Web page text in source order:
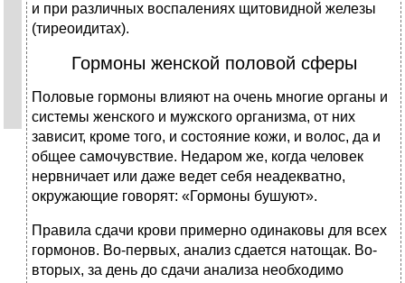
и при различных воспалениях щитовидной железы
(тиреоидитах).
Гормоны женской половой сферы
Половые гормоны влияют на очень многие органы и
системы женского и мужского организма, от них
зависит, кроме того, и состояние кожи, и волос, да и
общее самочувствие. Недаром же, когда человек
нервничает или даже ведет себя неадекватно,
окружающие говорят: «Гормоны бушуют».
Правила сдачи крови примерно одинаковы для всех
гормонов. Во-первых, анализ сдается натощак. Во-
вторых, за день до сдачи анализа необходимо